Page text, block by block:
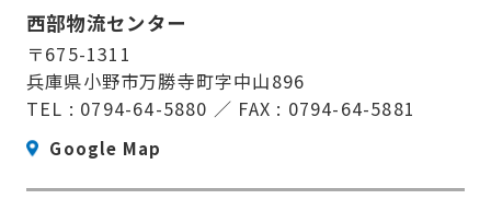
西部物流センター
〒675-1311
兵庫県小野市万勝寺町字中山896
TEL : 0794-64-5880 ／ FAX : 0794-64-5881
Google Map